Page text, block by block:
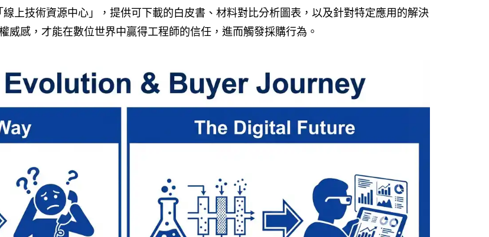
上技術資源中心」，提供可下載的白皮書、材料對比分析圖表，以及針對特定應用的解決
威感，才能在數位世界中贏得工程師的信任，進而觸發採購行為。